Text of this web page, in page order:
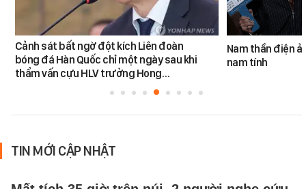
Cảnh sát bất ngờ đột kích Liên đoàn
bóng đá Hàn Quốc chỉ một ngày sau khi
thẩm vấn cựu HLV trưởng Hong…
Nam thần điện
nam tính
TIN MỚI CẬP NHẬT